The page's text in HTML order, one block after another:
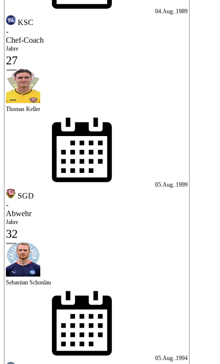
04.Aug..1989
KSC
-
Chef-Coach
Jahre
27
Thomas Keller
05.Aug..1999
SGD
-
Abwehr
Jahre
32
Sebastian Schonlau
05.Aug..1994